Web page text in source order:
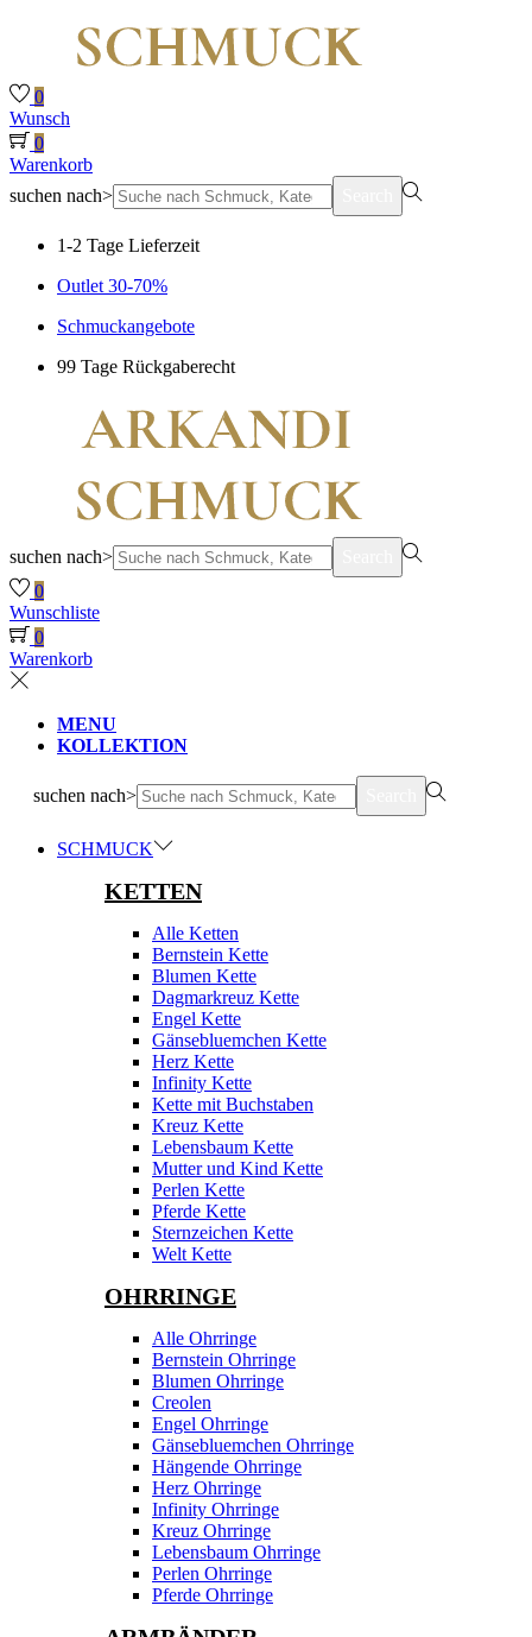
0
Wunsch
0
Warenkorb
suchen nach>
1-2 Tage Lieferzeit
Outlet 30-70%
Schmuckangebote
99 Tage Rückgaberecht
suchen nach>
0
Wunschliste
0
Warenkorb
MENU
KOLLEKTION
suchen nach>
SCHMUCK
KETTEN
Alle Ketten
Bernstein Kette
Blumen Kette
Dagmarkreuz Kette
Engel Kette
Gänsebluemchen Kette
Herz Kette
Infinity Kette
Kette mit Buchstaben
Kreuz Kette
Lebensbaum Kette
Mutter und Kind Kette
Perlen Kette
Pferde Kette
Sternzeichen Kette
Welt Kette
OHRRINGE
Alle Ohrringe
Bernstein Ohrringe
Blumen Ohrringe
Creolen
Engel Ohrringe
Gänsebluemchen Ohrringe
Hängende Ohrringe
Herz Ohrringe
Infinity Ohrringe
Kreuz Ohrringe
Lebensbaum Ohrringe
Perlen Ohrringe
Pferde Ohrringe